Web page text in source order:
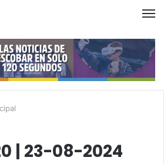
| 23-08-2024